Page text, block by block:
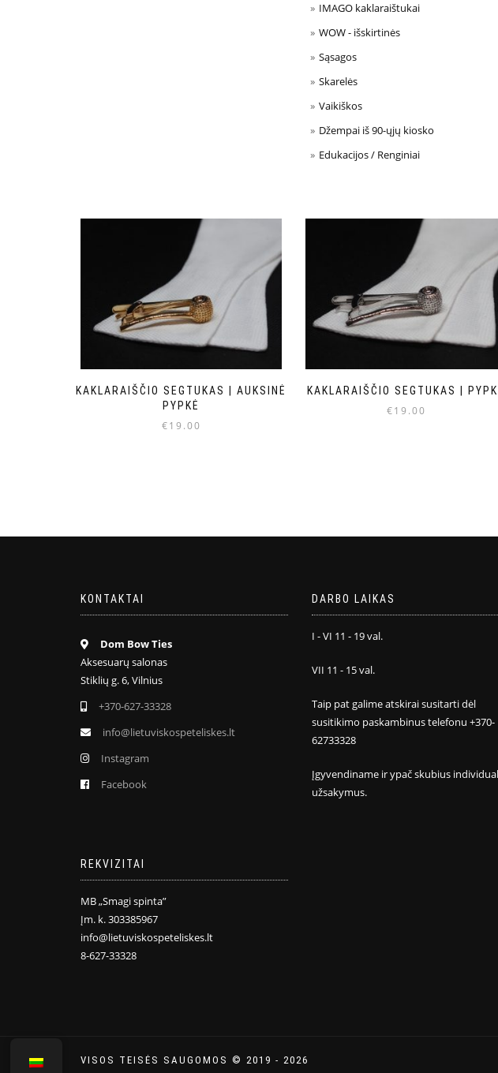
IMAGO kaklaraištukai
WOW - išskirtinės
Sąsagos
Skarelės
Vaikiškos
Džempai iš 90-ųjų kiosko
Edukacijos / Renginiai
KAKLARAIŠČIO SEGTUKAS | AUKSINĖ
PYPKĖ
€19.00
KAKLARAIŠČIO SEGTUKAS |
€19.00
KONTAKTAI
Dom Bow Ties
Aksesuarų salonas
Stiklių g. 6, Vilnius
+370-627-33328
info@lietuviskospeteliskes.lt
Instagram
Facebook
REKVIZITAI
MB „Smagi spinta”
Įm. k. 303385967
info@lietuviskospeteliskes.lt
8-627-33328
DARBO LAIKAS
I - VI 11 - 19 val.
VII 11 - 15 val.
Taip pat galime atskirai susitarti dėl
susitikimo paskambinus telefonu +370-
62733328
Įgyvendiname ir ypač skubius
užsakymus.
VISOS TEISĖS SAUGOMOS © 2019 - 2026